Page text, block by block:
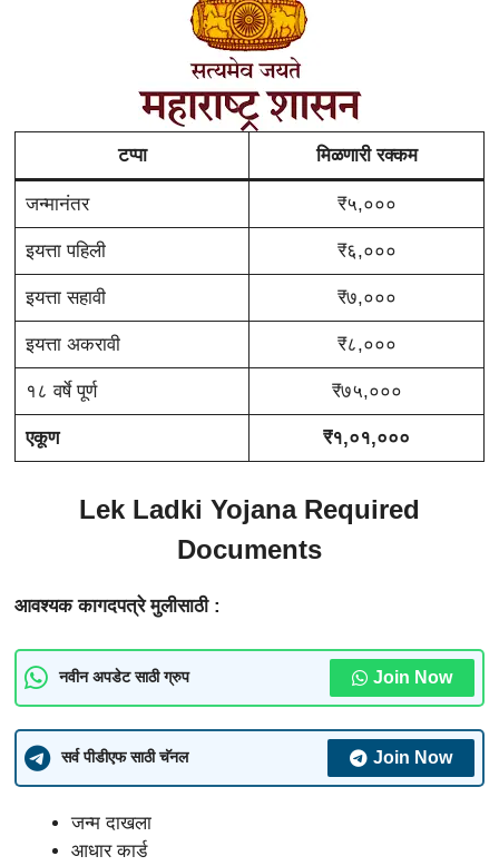
टप्पा मिळणारी रक्कम
जन्मानंतर ₹५,०००
इयत्ता पहिली ₹६,०००
इयत्ता सहावी ₹७,०००
इयत्ता अकरावी ₹८,०००
१८ वर्षे पूर्ण ₹७५,०००
एकूण ₹१,०१,०००
Lek Ladki Yojana Required
Documents
आवश्यक कागदपत्रे मुलीसाठी :
नवीन अपडेट साठी ग्रुप Join Now
सर्व पीडीएफ साठी चॅनल Join Now
जन्म दाखला
आधार कार्ड